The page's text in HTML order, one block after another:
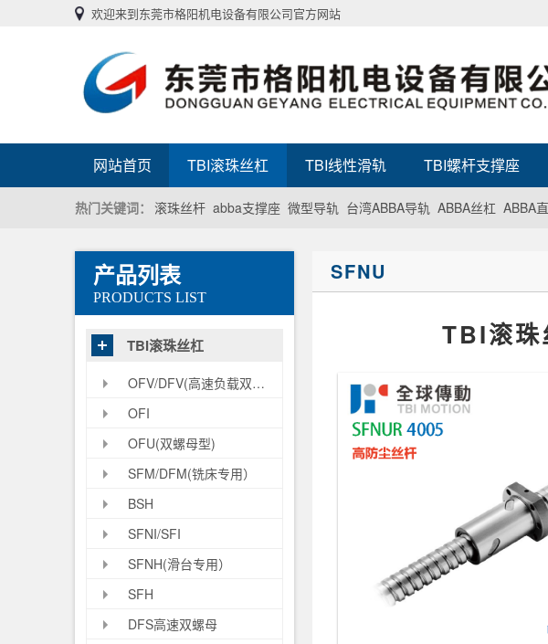
欢迎来到东莞市格阳机电设备有限公司官方网站
网站首页 TBI滚珠丝杠 TBI线性滑轨 TBI螺杆支撑座
热门关键词： 滚珠丝杆 abba支撑座 微型导轨 台湾ABBA导轨 ABBA丝杠 ABBA
产品列表
PRODUCTS LIST
TBI滚珠丝杠
OFV/DFV(高速负载双螺母型）
OFI
OFU(双螺母型)
SFM/DFM(铣床专用）
BSH
SFNI/SFI
SFNH(滑台专用）
SFH
DFS高速双螺母
SFNU
TBI滚珠